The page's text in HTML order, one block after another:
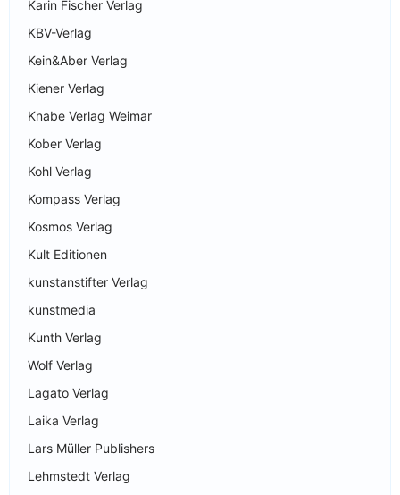
Karin Fischer Verlag
KBV-Verlag
Kein&Aber Verlag
Kiener Verlag
Knabe Verlag Weimar
Kober Verlag
Kohl Verlag
Kompass Verlag
Kosmos Verlag
Kult Editionen
kunstanstifter Verlag
kunstmedia
Kunth Verlag
Wolf Verlag
Lagato Verlag
Laika Verlag
Lars Müller Publishers
Lehmstedt Verlag